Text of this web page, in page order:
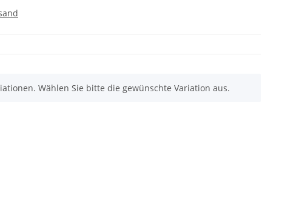
Wählen Sie bitte die gewünschte Variation aus.